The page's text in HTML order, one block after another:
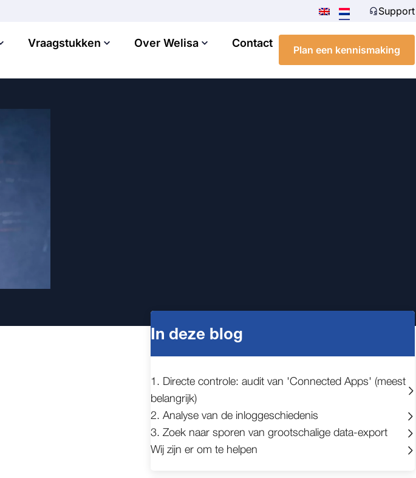
Support
Vraagstukken Over Welisa Contact
Plan een kennismaking
In deze blog
1. Directe controle: audit van 'Connected Apps' (meest
belangrijk)
2. Analyse van de inloggeschiedenis
3. Zoek naar sporen van grootschalige data-export
Wij zijn er om te helpen